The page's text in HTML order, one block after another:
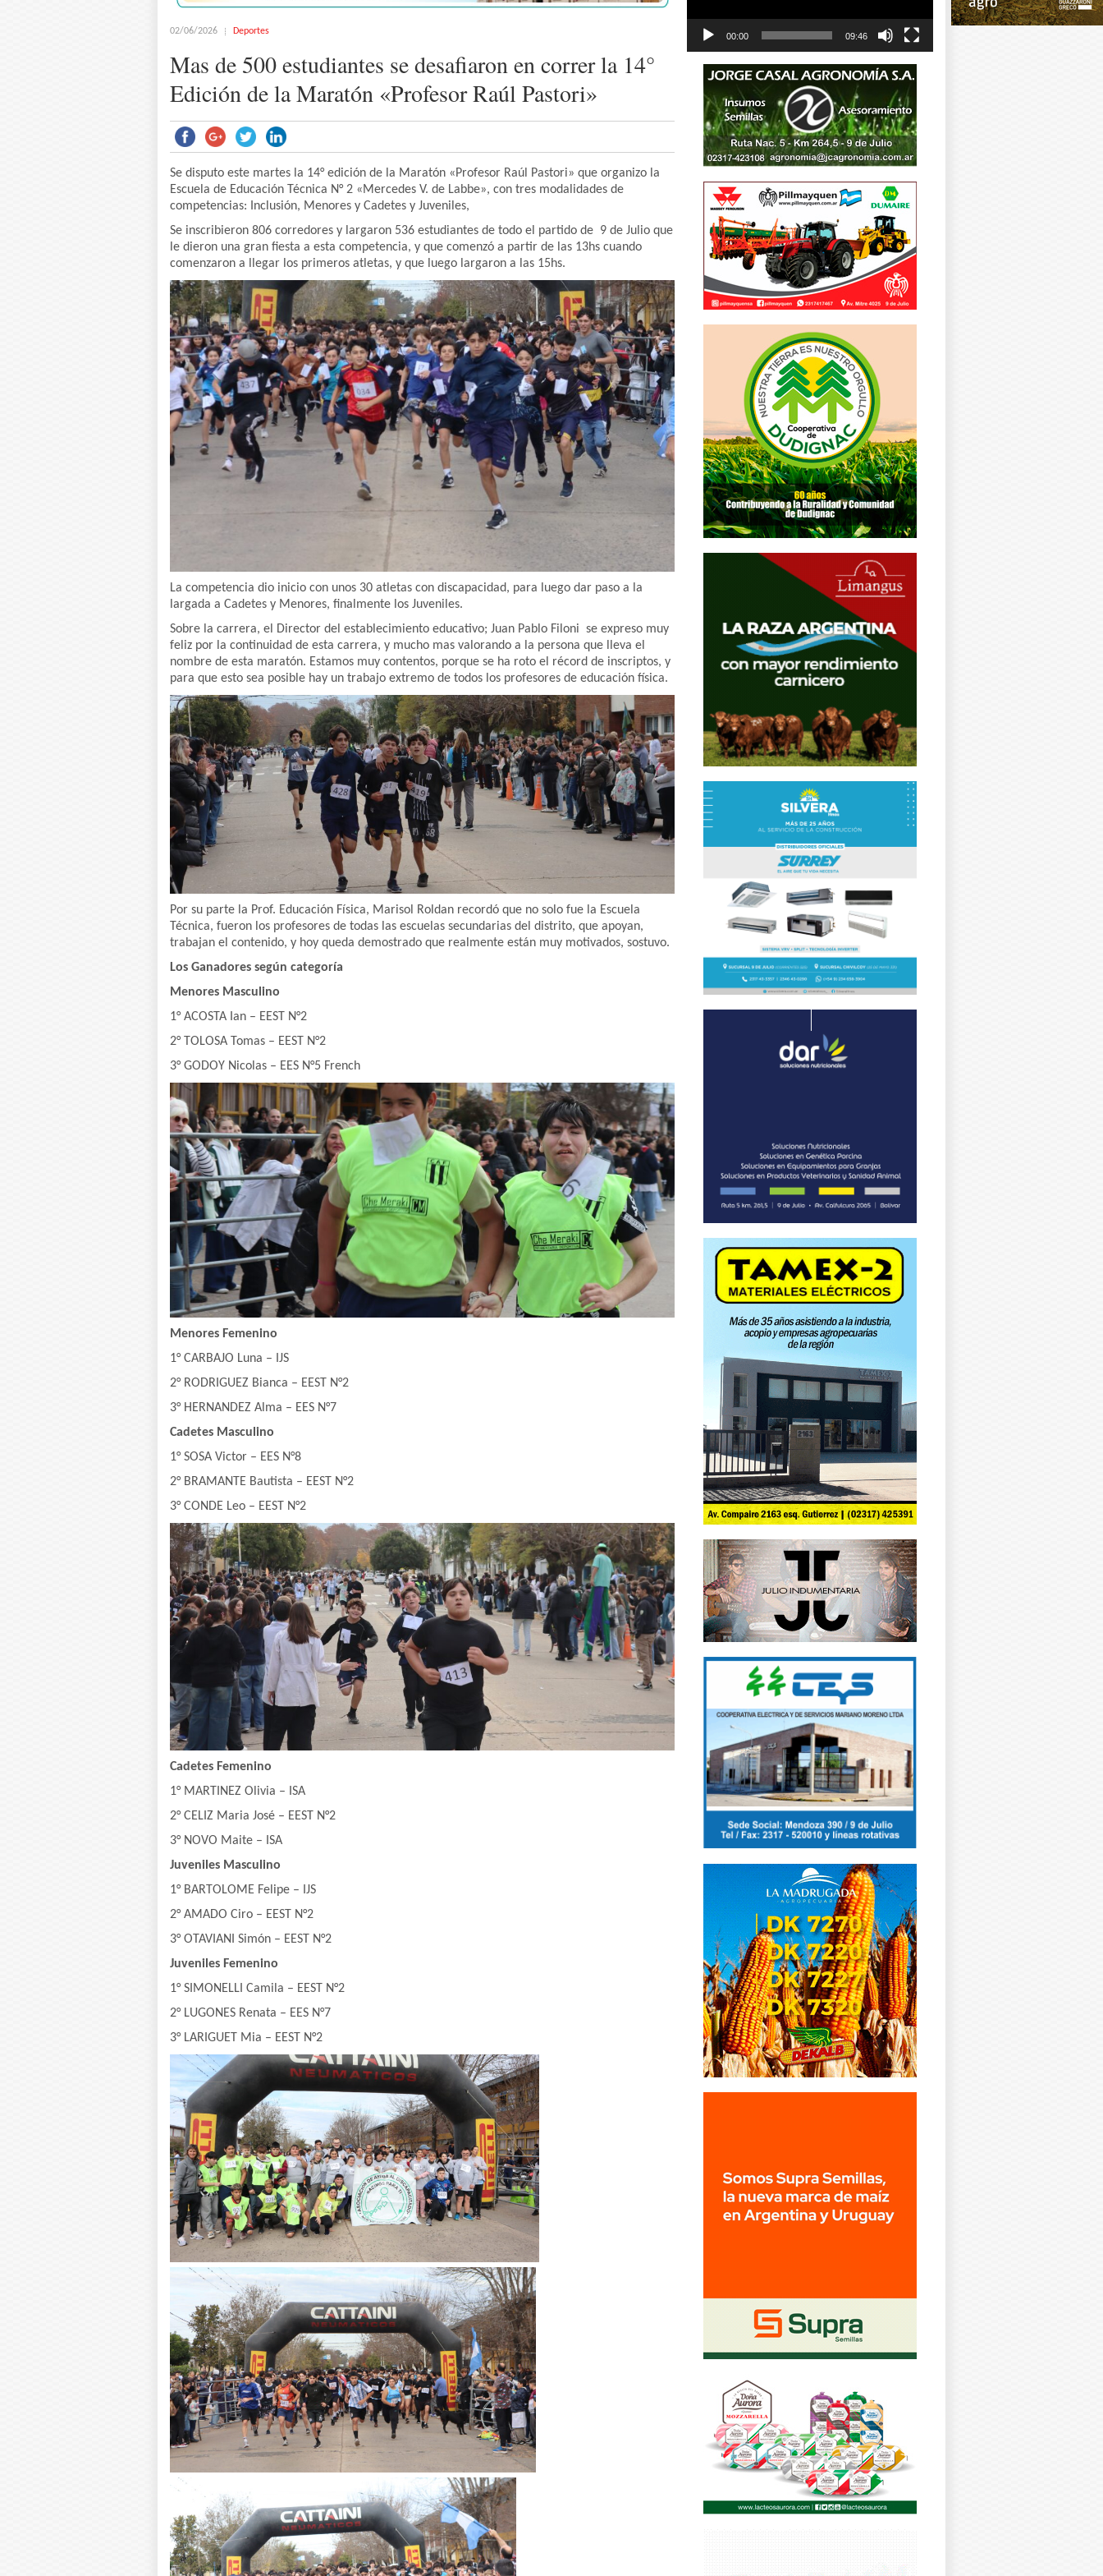
02/06/2026 Deportes
Mas de 500 estudiantes se desafiaron en correr la 14°
Edición de la Maratón «Profesor Raúl Pastori»
Se disputo este martes la 14° edición de la Maratón «Profesor Raúl Pastori» que organizo la
Escuela de Educación Técnica N° 2 «Mercedes V. de Labbe», con tres modalidades de
competencias: Inclusión, Menores y Cadetes y Juveniles,
Se inscribieron 806 corredores y largaron 536 estudiantes de todo el partido de 9 de Julio que
le dieron una gran fiesta a esta competencia, y que comenzó a partir de las 13hs cuando
comenzaron a llegar los primeros atletas, y que luego largaron a las 15hs.
La competencia dio inicio con unos 30 atletas con discapacidad, para luego dar paso a la
largada a Cadetes y Menores, finalmente los Juveniles.
Sobre la carrera, el Director del establecimiento educativo; Juan Pablo Filoni se expreso muy
feliz por la continuidad de esta carrera, y mucho mas valorando a la persona que lleva el
nombre de esta maratón. Estamos muy contentos, porque se ha roto el récord de inscriptos, y
para que esto sea posible hay un trabajo extremo de todos los profesores de educación física.
Por su parte la Prof. Educación Física, Marisol Roldan recordó que no solo fue la Escuela
Técnica, fueron los profesores de todas las escuelas secundarias del distrito, que apoyan,
trabajan el contenido, y hoy queda demostrado que realmente están muy motivados, sostuvo.
Los Ganadores según categoría
Menores Masculino
1° ACOSTA Ian – EEST N°2
2° TOLOSA Tomas – EEST N°2
3° GODOY Nicolas – EES N°5 French
Menores Femenino
1° CARBAJO Luna – IJS
2° RODRIGUEZ Bianca – EEST N°2
3° HERNANDEZ Alma – EES N°7
Cadetes Masculino
1° SOSA Victor – EES N°8
2° BRAMANTE Bautista – EEST N°2
3° CONDE Leo – EEST N°2
Cadetes Femenino
1° MARTINEZ Olivia – ISA
2° CELIZ Maria José – EEST N°2
3° NOVO Maite – ISA
Juveniles Masculino
1° BARTOLOME Felipe – IJS
2° AMADO Ciro – EEST N°2
3° OTAVIANI Simón – EEST N°2
Juveniles Femenino
1° SIMONELLI Camila – EEST N°2
2° LUGONES Renata – EES N°7
3° LARIGUET Mia – EEST N°2
00:00 09:46